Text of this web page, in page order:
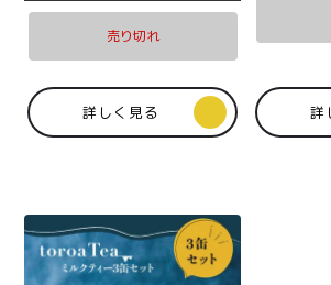
売り切れ
詳しく見る 詳